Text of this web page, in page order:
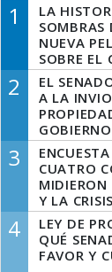
1
LA
SOMBRAS
NUEVA
SOBRE EL
QUE
MARIDO
2
EL
A LA
LA LEY
3
CUATRO
MIDIERON
Y LA
4
LEY DE
QUÉ
FAVOR Y